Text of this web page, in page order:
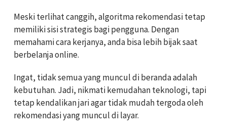
Meski terlihat canggih, algoritma rekomendasi tetap
memiliki sisi strategis bagi pengguna. Dengan
memahami cara kerjanya, anda bisa lebih bijak saat
berbelanja online.
Ingat, tidak semua yang muncul di beranda adalah
kebutuhan. Jadi, nikmati kemudahan teknologi, tapi
tetap kendalikan jari agar tidak mudah tergoda oleh
rekomendasi yang muncul di layar.